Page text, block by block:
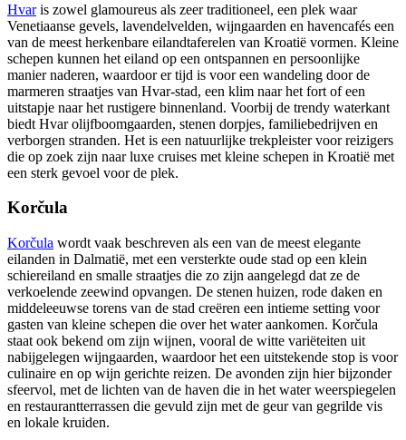
Hvaris zowel glamoureus als zeer traditioneel, een plek waar
Venetiaanse gevels, lavendelvelden, wijngaarden en havencafés een
van de meest herkenbare eilandtaferelen van Kroatië vormen. Kleine
schepen kunnen het eiland op een ontspannen en persoonlijke
manier naderen, waardoor er tijd is voor een wandeling door de
marmeren straatjes van Hvar-stad, een klim naar het fort of een
uitstapje naar het rustigere binnenland. Voorbij de trendy waterkant
biedt Hvar olijfboomgaarden, stenen dorpjes, familiebedrijven en
verborgen stranden. Het is een natuurlijke trekpleister voor reizigers
die op zoek zijn naar luxe cruises met kleine schepen in Kroatië met
een sterk gevoel voor de plek.
Korčula
Korčula wordt vaak beschreven als een van de meest elegante
eilanden in Dalmatië, met een versterkte oude stad op een klein
schiereiland en smalle straatjes die zo zijn aangelegd dat ze de
verkoelende zeewind opvangen. De stenen huizen, rode daken en
middeleeuwse torens van de stad creëren een intieme setting voor
gasten van kleine schepen die over het water aankomen. Korčula
staat ook bekend om zijn wijnen, vooral de witte variëteiten uit
nabijgelegen wijngaarden, waardoor het een uitstekende stop is voor
culinaire en op wijn gerichte reizen. De avonden zijn hier bijzonder
sfeervol, met de lichten van de haven die in het water weerspiegelen
en restaurantterrassen die gevuld zijn met de geur van gegrilde vis
en lokale kruiden.